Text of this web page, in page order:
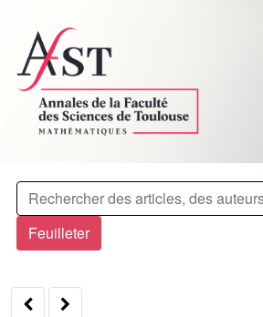
Feuilleter